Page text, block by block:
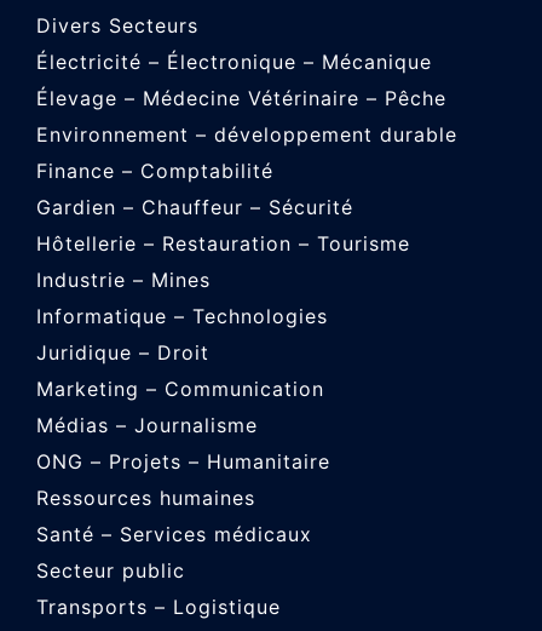
Divers Secteurs
Électricité – Électronique – Mécanique
Élevage – Médecine Vétérinaire – Pêche
Environnement – développement durable
Finance – Comptabilité
Gardien – Chauffeur – Sécurité
Hôtellerie – Restauration – Tourisme
Industrie – Mines
Informatique – Technologies
Juridique – Droit
Marketing – Communication
Médias – Journalisme
ONG – Projets – Humanitaire
Ressources humaines
Santé – Services médicaux
Secteur public
Transports – Logistique